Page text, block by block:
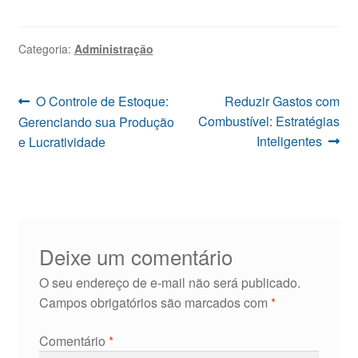
Categoria: Administração
Navegação
de
Post
anterior:
O Controle de Estoque:
Gerenciando sua Produção
e Lucratividade
Próximo
post:
Reduzir Gastos com
Combustível: Estratégias
Inteligentes
Deixe um comentário
O seu endereço de e-mail não será publicado.
Campos obrigatórios são marcados com *
Comentário *